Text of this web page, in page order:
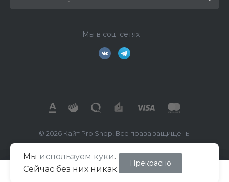
Мы в соц. сетях
© 2026 Кайт Pro Shop, Все права защищены
ИП Маркелов В.А.
ИНН 026702391260
Мы используем куки.
Сейчас без них никак.
Прекрасно